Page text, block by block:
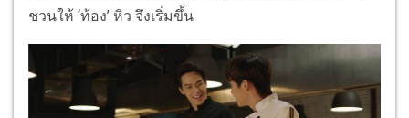
ชวนให้ ‘ท้อง’ หิว จึงเริ่มขึ้น